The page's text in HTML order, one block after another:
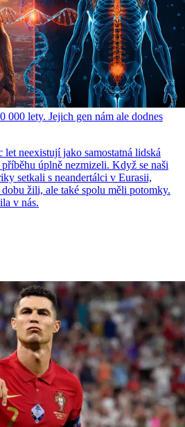
000 lety. Jejich gen nám ale dodnes
neexistují jako samostatná lidská
úplně nezmizeli. Když se naši
setkali s neandertálci v Eurasii,
žili, ale také spolu měli potomky.
v nás.